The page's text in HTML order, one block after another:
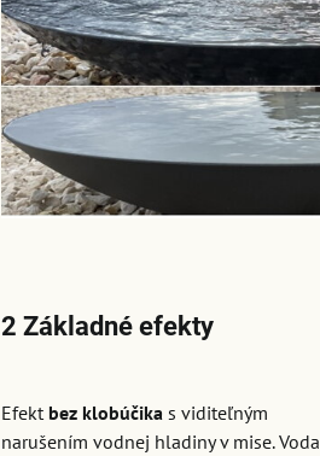
2 Základné efekty
Efekt bez klobúčika s viditeľným
narušením vodnej hladiny v mise. Voda